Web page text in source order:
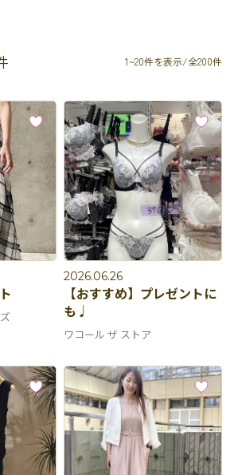
1~20件を表示/全200件
2026.06.26
【おすすめ】プレゼントに
も♩
ワコール ザ ストア